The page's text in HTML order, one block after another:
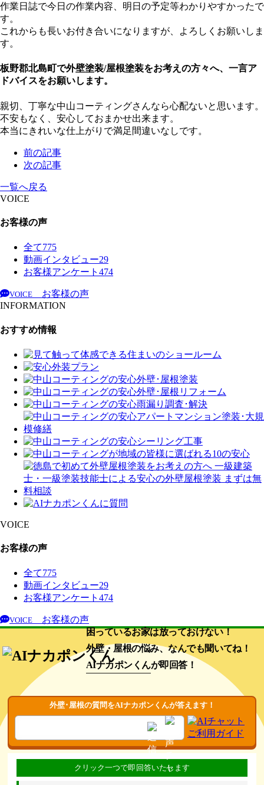
作業日誌で今日の作業内容、明日の予定等わかりやすかったで
す。
これからも長いお付き合いになりますが、よろしくお願いしま
す。
板野郡北島町で外壁塗装/屋根塗装をお考えの方々へ、一言ア
ドバイスをお願いします。
親切、丁寧な中山コーティングさんなら心配ないと思います。
不安もなく、安心しておまかせ出来ます。
本当にきれいな仕上がりで満足間違いなしです。
前の記事
次の記事
一覧へ戻る
VOICE
お客様の声
全て775
動画インタビュー29
お客様アンケート 474
VOICE
お客様の声
INFORMATION
おすすめ情報
VOICE
お客様の声
全て775
動画インタビュー29
お客様アンケート 474
VOICE
お客様の声
困っているお家は放っておけない！
外壁・屋根の悩み、なんでも聞いてね！
AIナカポンくんが即回答！
外壁･屋根の質問をAIナカポンくんが答えます！